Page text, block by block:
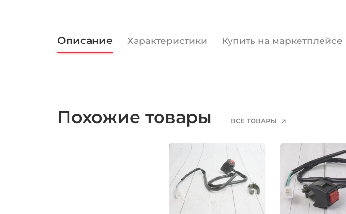
Описание Характеристики Купить на маркетплейсе
Похожие товары ВСЕ ТОВАРЫ